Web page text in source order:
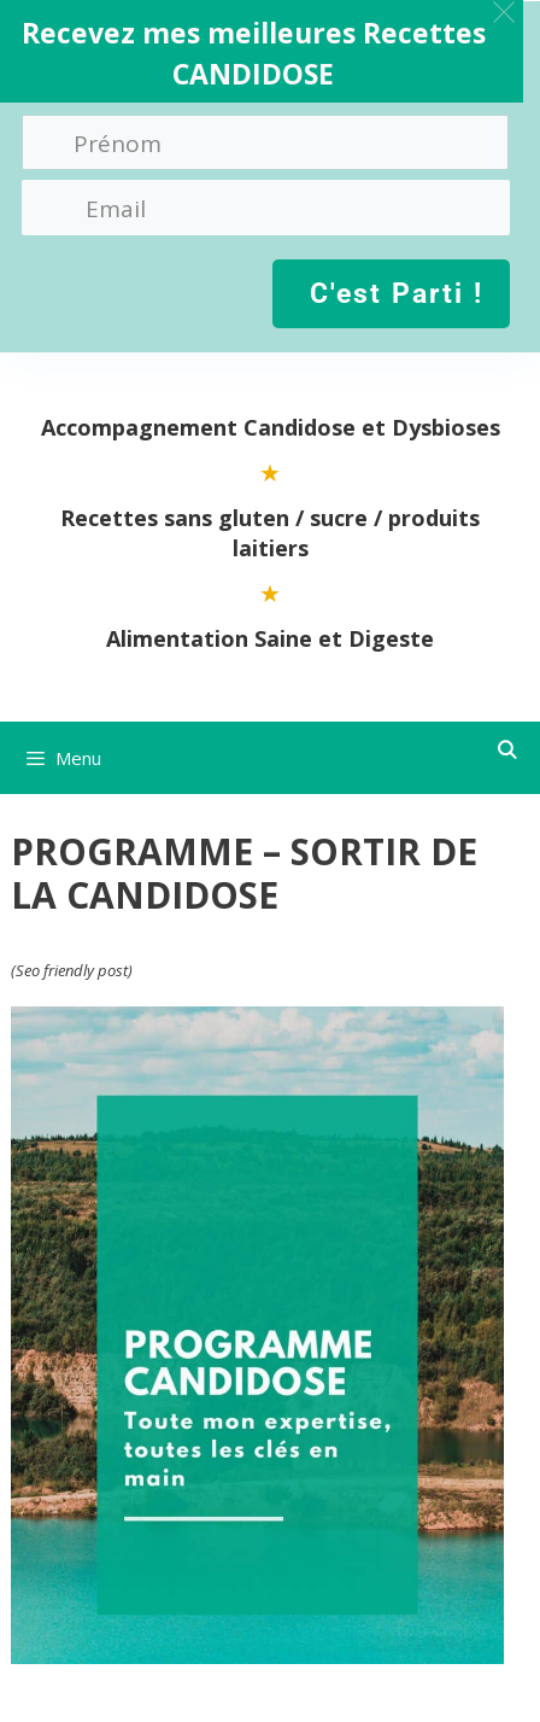
contenuAccompagnement Candidose et Dysbioses
Recettes sans gluten / sucre / produits
laitiers
Alimentation Saine et Digeste
Menu
PROGRAMME – SORTIR DE
LA CANDIDOSE
(Seo friendly post)
Recevez mes meilleures Recettes
CANDIDOSE
C'est Parti !